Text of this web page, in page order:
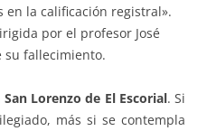
en la calificación registral».
por el profesor José
su fallecimiento.
San Lorenzo de El Escorial. Si
más si se contempla